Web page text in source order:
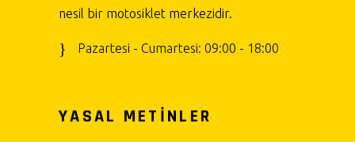
nesil bir motosiklet merkezidir.
Pazartesi - Cumartesi: 09:00 - 18:00
YASAL METİNLER